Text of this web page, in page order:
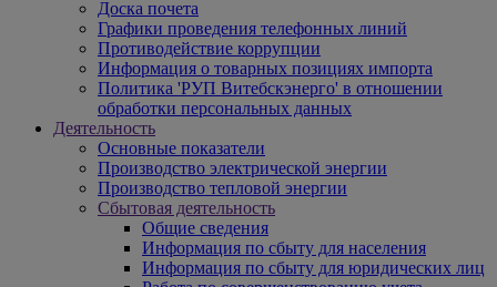
Доска почета
Графики проведения телефонных линий
Противодействие коррупции
Информация о товарных позициях импорта
Политика 'РУП Витебскэнерго' в отношении
обработки персональных данных
Деятельность
Основные показатели
Производство электрической энергии
Производство тепловой энергии
Сбытовая деятельность
Общие сведения
Информация по сбыту для населения
Информация по сбыту для юридических лиц